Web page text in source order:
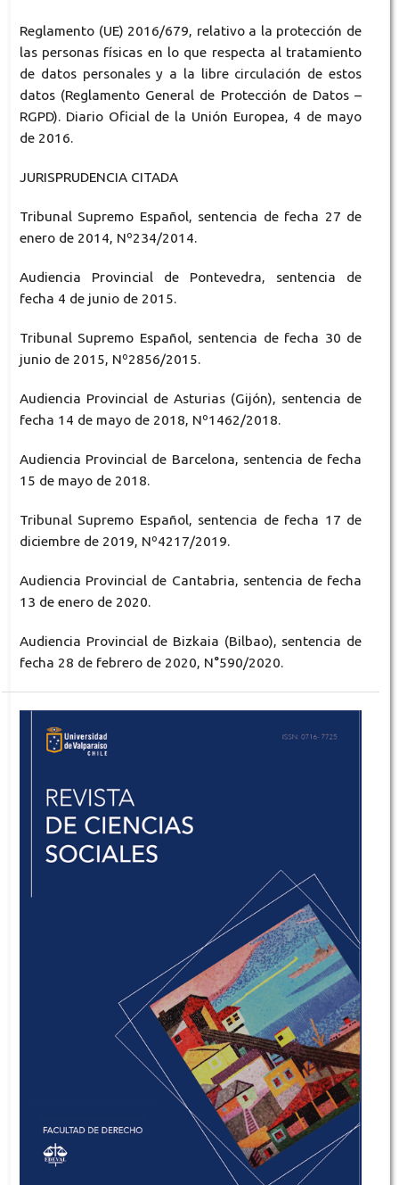
Reglamento (UE) 2016/679, relativo a la protección de
las personas físicas en lo que respecta al tratamiento
de datos personales y a la libre circulación de estos
datos (Reglamento General de Protección de Datos –
RGPD). Diario Oficial de la Unión Europea, 4 de mayo
de 2016.
JURISPRUDENCIA CITADA
Tribunal Supremo Español, sentencia de fecha 27 de
enero de 2014, Nº234/2014.
Audiencia Provincial de Pontevedra, sentencia de
fecha 4 de junio de 2015.
Tribunal Supremo Español, sentencia de fecha 30 de
junio de 2015, Nº2856/2015.
Audiencia Provincial de Asturias (Gijón), sentencia de
fecha 14 de mayo de 2018, Nº1462/2018.
Audiencia Provincial de Barcelona, sentencia de fecha
15 de mayo de 2018.
Tribunal Supremo Español, sentencia de fecha 17 de
diciembre de 2019, Nº4217/2019.
Audiencia Provincial de Cantabria, sentencia de fecha
13 de enero de 2020.
Audiencia Provincial de Bizkaia (Bilbao), sentencia de
fecha 28 de febrero de 2020, N°590/2020.